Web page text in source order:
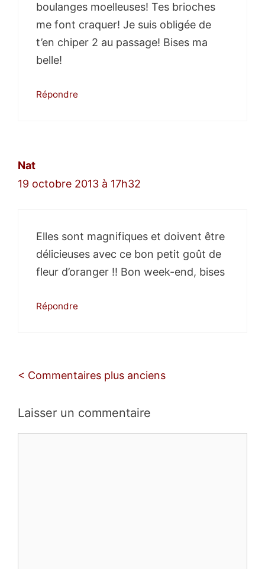
boulanges moelleuses! Tes brioches
me font craquer! Je suis obligée de
t’en chiper 2 au passage! Bises ma
belle!
Répondre
Nat
19 octobre 2013 à 17h32
Elles sont magnifiques et doivent être
délicieuses avec ce bon petit goût de
fleur d’oranger !! Bon week-end, bises
Répondre
Navigation
commentaires
< Commentaires plus anciens
Laisser un commentaire